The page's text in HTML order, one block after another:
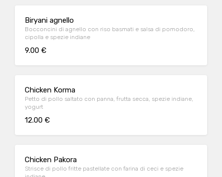
Biryani agnello
Bocconcini di agnello con riso basmati e salsa di pomodoro,
cipolla e spezie indiane
9.00 €
Chicken Korma
Petto di pollo saltato con panna, frutta secca, spezie indiane,
yogurt
12.00 €
Chicken Pakora
Strisce di pollo fritte pastellate con farina di ceci e spezie